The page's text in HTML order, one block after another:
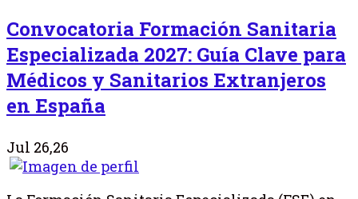
Convocatoria Formación Sanitaria
Especializada 2027: Guía Clave para
Médicos y Sanitarios Extranjeros
en España
Jul 26,26